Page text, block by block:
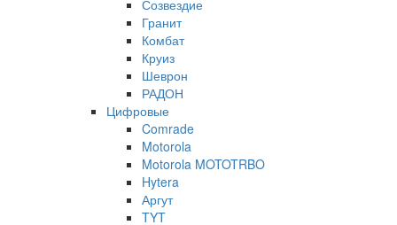
Созвездие
Гранит
Комбат
Круиз
Шеврон
РАДОН
Цифровые
Comrade
Motorola
Motorola MOTOTRBO
Hytera
Аргут
TYT